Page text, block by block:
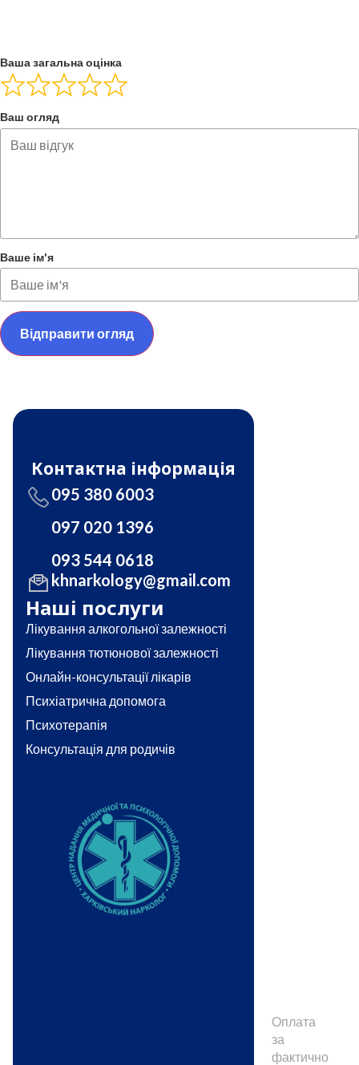
Ваша загальна оцінка
Ваш огляд
Ваше ім'я
Відправити огляд
Контактна інформація
095 380 6003
097 020 1396
093 544 0618
khnarkology@gmail.com
Наші послуги
Лікування алкогольної залежності
Лікування тютюнової залежності
Онлайн-консультації лікарів
Психіатрична допомога
Психотерапія
Консультація для родичів
Оплата
за
фактично